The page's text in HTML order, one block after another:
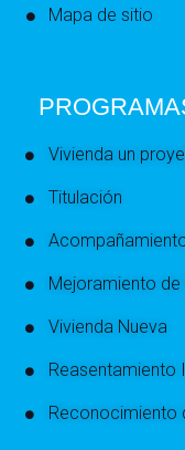
Mapa de sitio
Vivienda un
Titulación
Mejoramiento de
Vivienda Nueva
Reasentamiento
Reconocimiento